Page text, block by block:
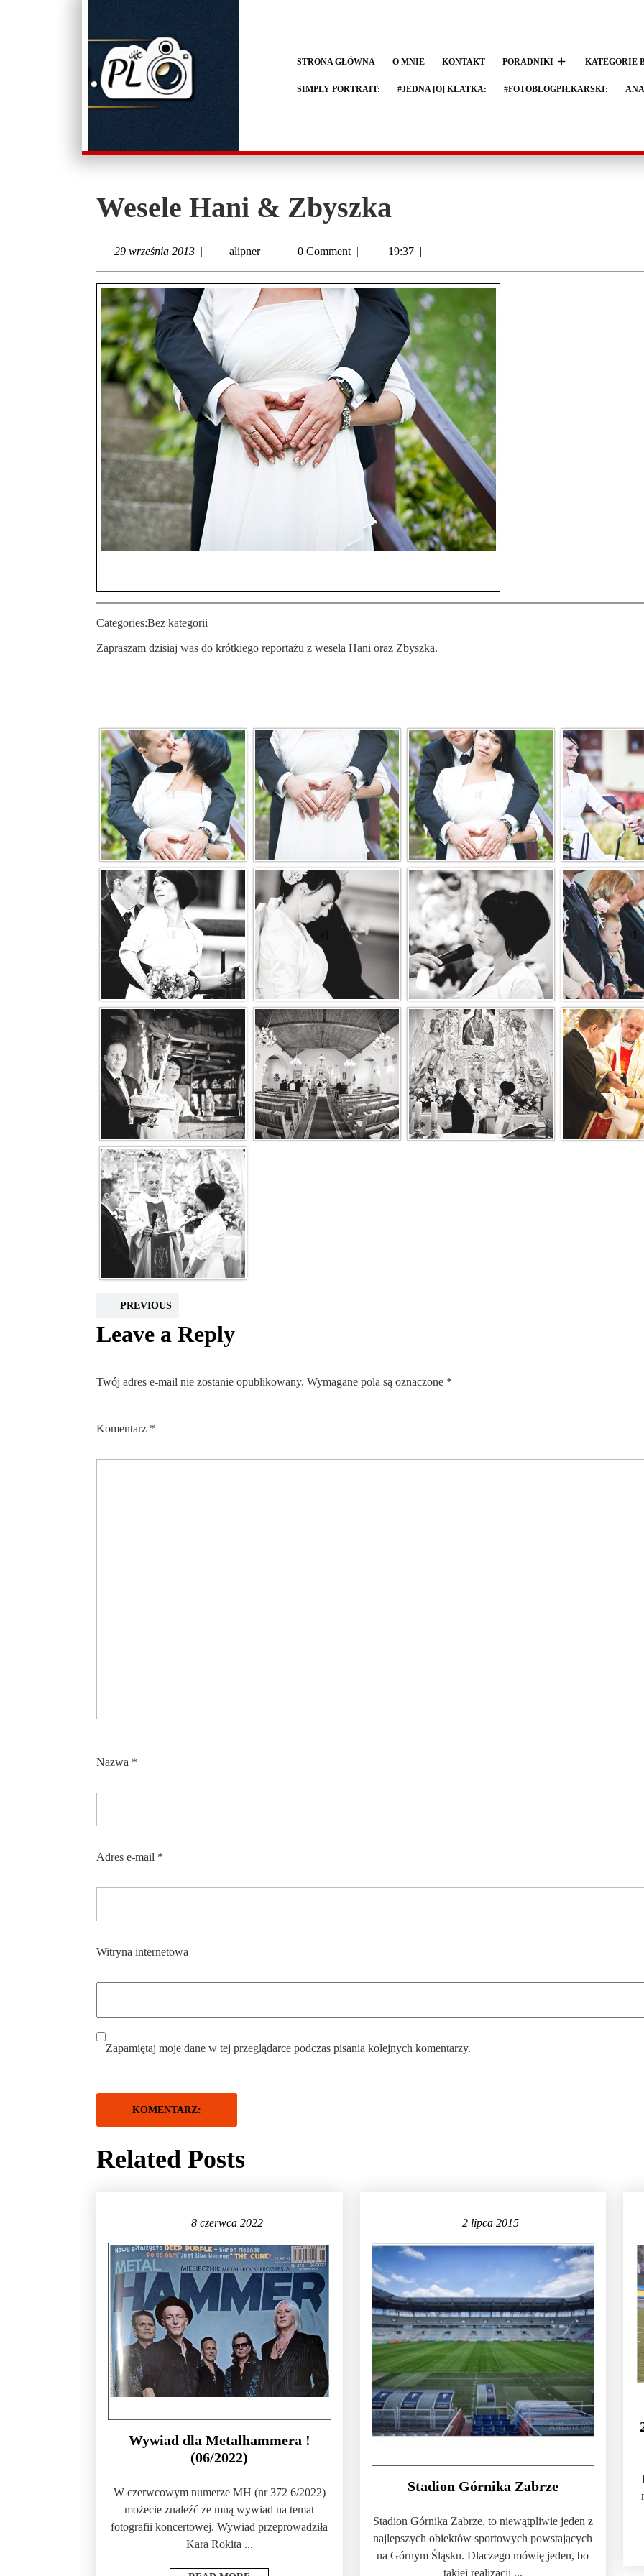
STRONA GŁÓWNA O MNIE KONTAKT PORADNIKI KATEGORIE
SIMPLY PORTRAIT: #JEDNA [O] KLATKA: #FOTOBLOGPIŁKARSKI:
Wesele Hani & Zbyszka
29 września 2013 | alipner | 0 Comment | 19:37 |
Categories:Bez kategorii
Zapraszam dzisiaj was do krótkiego reportażu z wesela Hani oraz Zbyszka.
PREVIOUS
Leave a Reply
Twój adres e-mail nie zostanie opublikowany. Wymagane pola są oznaczone *
Komentarz *
Nazwa *
Adres e-mail *
Witryna internetowa
Zapamiętaj moje dane w tej przeglądarce podczas pisania kolejnych komentarzy.
Related Posts
8 czerwca 2022
Wywiad dla Metalhammera !
(06/2022)
W czerwcowym numerze MH (nr 372 6/2022)
możecie znaleźć ze mną wywiad na temat
fotografii koncertowej. Wywiad przeprowadziła
Kara Rokita ...
2 lipca 2015
Stadion Górnika Zabrze
Stadion Górnika Zabrze, to niewątpliwie jeden z
najlepszych obiektów sportowych powstających
na Górnym Śląsku. Dlaczego mówię jeden, bo
takiej realizacji ...